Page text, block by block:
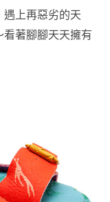
上再惡劣的天
著腳腳天天擁有